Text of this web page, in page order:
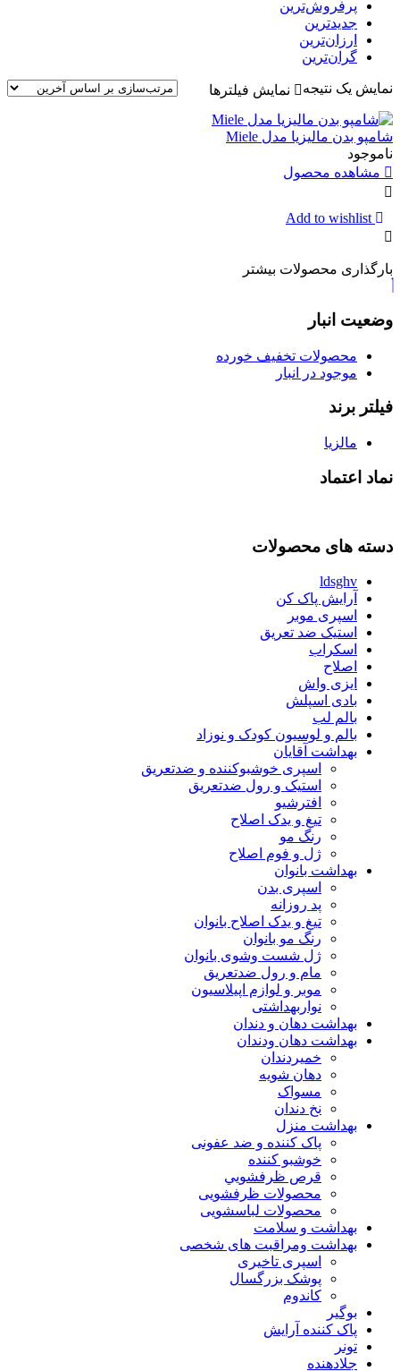
پرفروش‌ترین
جدیدترین
ارزان‌ترین
گران‌ترین
نمایش یک نتیجه نمایش فیلترها
شامپو بدن مالیزیا مدل Miele
ناموجود
مشاهده محصول
Add to wishlist
بارگذاری محصولات بیشتر
وضعیت انبار
محصولات تخفیف خورده
موجود در انبار
فیلتر برند
مالزیا
نماد اعتماد
دسته های محصولات
ldsghv
آرایش پاک کن
اسپری موبر
استیک ضد تعریق
اسکراب
اصلاح
ایزی واش
بادی اسپلش
بالم لب
بالم و لوسیون کودک و نوزاد
بهداشت آقایان
اسپری خوشبوکننده و ضدتعریق
استیک و رول ضدتعریق
افترشیو
تیغ و یدک اصلاح
رنگ مو
ژل و فوم اصلاح
بهداشت بانوان
اسپری بدن
پد روزانه
تیغ و یدک اصلاح بانوان
رنگ مو بانوان
ژل شست وشوی بانوان
مام و رول ضدتعریق
موبر و لوازم اپیلاسیون
نواربهداشتی
بهداشت دهان و دندان
بهداشت دهان ودندان
خمیردندان
دهان شویه
مسواک
نخ دندان
بهداشت منزل
پاک کننده و ضد عفونی
خوشبو کننده
قرص ظرفشويي
محصولات ظرفشویی
محصولات لباسشویی
بهداشت و سلامت
بهداشت ومراقبت های شخصی
اسپری تاخیری
پوشک بزرگسال
کاندوم
بوگیر
پاک کننده آرایش
تونر
جلادهنده